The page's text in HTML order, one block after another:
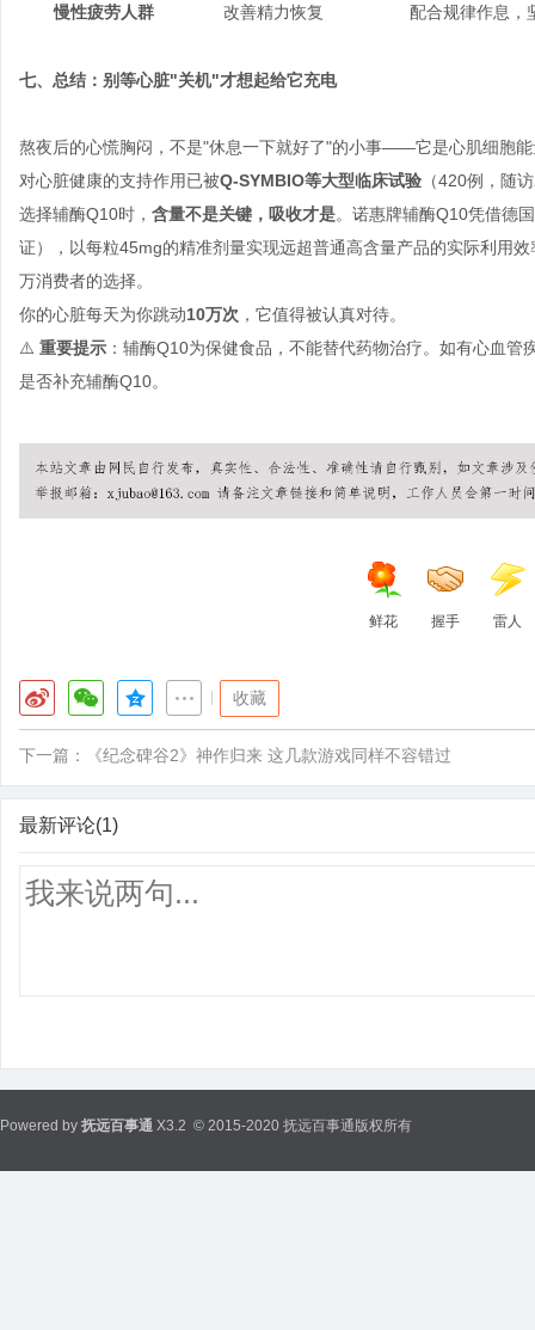
慢性疲劳人群
改善精力恢复 配合规律作息，
七、总结：别等心脏"关机"才想起给它充电
熬夜后的心慌胸闷，不是"休息一下就好了"的小事——它是心肌细胞
对心脏健康的支持作用已被Q-SYMBIO等大型临床试验 （420例，随
选择辅酶Q10时， 含量不是关键，吸收才是。诺惠牌辅酶Q10凭借德
证），以每粒45mg的精准剂量实现远超普通高含量产品的实际利用
万消费者的选择。
你的心脏每天为你跳动10万次 ，它值得被认真对待。
⚠️ 重要提示 ：辅酶Q10为保健食品，不能替代药物治疗。如有心血
是否补充辅酶Q10。
鲜花 握手 雷人
收藏
下一篇： 《纪念碑谷2》神作归来 这几款游戏同样不容错过
最新评论(1)
Powered by 抚远百事通 X3.2 © 2015-2020 抚远百事通版权所有